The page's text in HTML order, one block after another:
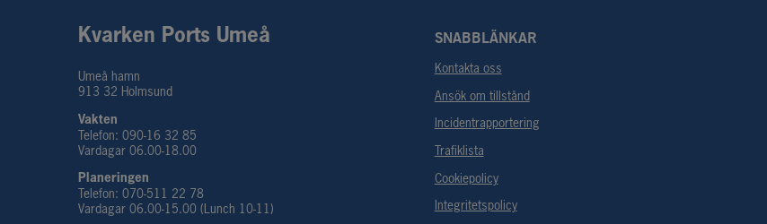
Kvarken Ports Umeå
Umeå hamn
913 32 Holmsund
Vakten
Telefon: 090-16 32 85
Vardagar 06.00-18.00
Planeringen
Telefon: 070-511 22 78
Vardagar 06.00-15.00 (Lunch 10-11)
SNABBLÄNKAR
Kontakta oss
Ansök om tillstånd
Incidentrapportering
Trafiklista
Cookiepolicy
Integritetspolicy